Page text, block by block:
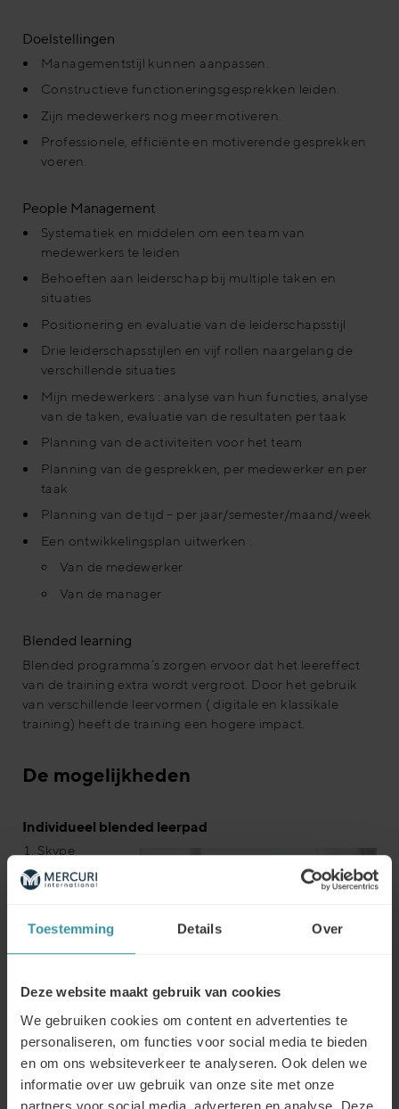
Toestemming Details Over
Deze website maakt gebruik van cookies
We gebruiken cookies om content en advertenties te
personaliseren, om functies voor social media te bieden
en om ons websiteverkeer te analyseren. Ook delen we
informatie over uw gebruik van onze site met onze
partners voor social media, adverteren en analyse. Deze
Doelstellingen
Managementstijl kunnen aanpassen.
Constructieve functioneringsgesprekken leiden.
Zijn medewerkers nog meer motiveren.
Professionele, efficiënte en motiverende gesprekken
voeren.
People Management
Systematiek en middelen om een team van
medewerkers te leiden
Behoeften aan leiderschap bij multiple taken en
situaties
Positionering en evaluatie van de leiderschapsstijl
Drie leiderschapsstijlen en vijf rollen naargelang de
verschillende situaties
Mijn medewerkers : analyse van hun functies, analyse
van de taken, evaluatie van de resultaten per taak
Planning van de activiteiten voor het team
Planning van de gesprekken, per medewerker en per
taak
Planning van de tijd – per jaar/semester/maand/week
Een ontwikkelingsplan uitwerken :
Van de medewerker
Van de manager
Blended learning
Blended programma’s zorgen ervoor dat het leereffect
van de training extra wordt vergroot. Door het gebruik
van verschillende leervormen ( digitale en klassikale
training) heeft de training een hogere impact.
De mogelijkheden
Individueel blended leerpad
Skype
meeting
tussen
Mercuri
Afstemmen leerdoelstellingen